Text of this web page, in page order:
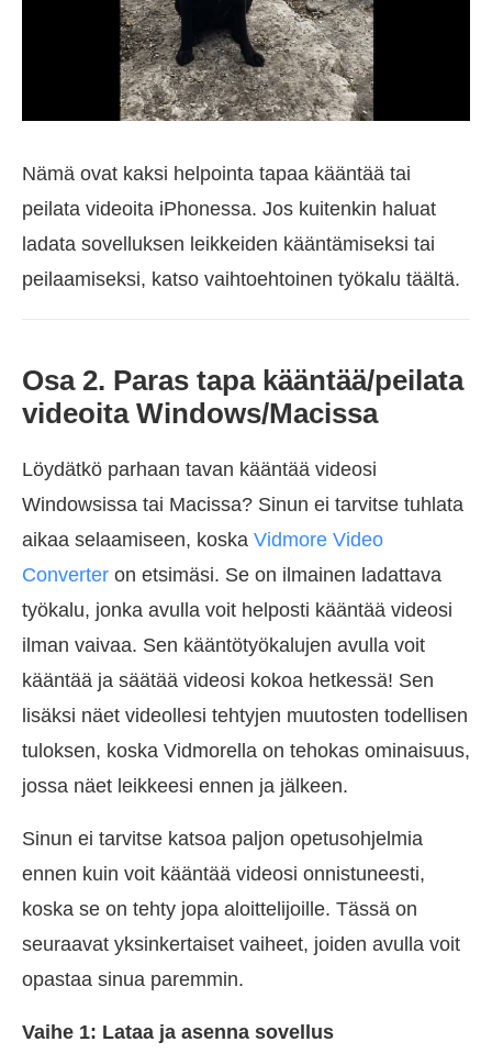
Nämä ovat kaksi helpointa tapaa kääntää tai
peilata videoita iPhonessa. Jos kuitenkin haluat
ladata sovelluksen leikkeiden kääntämiseksi tai
peilaamiseksi, katso vaihtoehtoinen työkalu täältä.
Osa 2. Paras tapa kääntää/peilata
videoita Windows/Macissa
Löydätkö parhaan tavan kääntää videosi
Windowsissa tai Macissa? Sinun ei tarvitse tuhlata
aikaa selaamiseen, koska Vidmore Video
Converter on etsimäsi. Se on ilmainen ladattava
työkalu, jonka avulla voit helposti kääntää videosi
ilman vaivaa. Sen kääntötyökalujen avulla voit
kääntää ja säätää videosi kokoa hetkessä! Sen
lisäksi näet videollesi tehtyjen muutosten todellisen
tuloksen, koska Vidmorella on tehokas ominaisuus,
jossa näet leikkeesi ennen ja jälkeen.
Sinun ei tarvitse katsoa paljon opetusohjelmia
ennen kuin voit kääntää videosi onnistuneesti,
koska se on tehty jopa aloittelijoille. Tässä on
seuraavat yksinkertaiset vaiheet, joiden avulla voit
opastaa sinua paremmin.
Vaihe 1: Lataa ja asenna sovellus